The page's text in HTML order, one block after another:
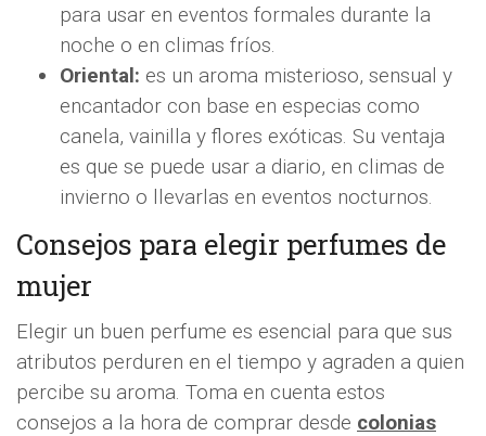
para usar en eventos formales durante la
noche o en climas fríos.
Oriental: es un aroma misterioso, sensual y
encantador con base en especias como
canela, vainilla y flores exóticas. Su ventaja
es que se puede usar a diario, en climas de
invierno o llevarlas en eventos nocturnos.
Consejos para elegir perfumes de
mujer
Elegir un buen perfume es esencial para que sus
atributos perduren en el tiempo y agraden a quien
percibe su aroma. Toma en cuenta estos
consejos a la hora de comprar desde colonias